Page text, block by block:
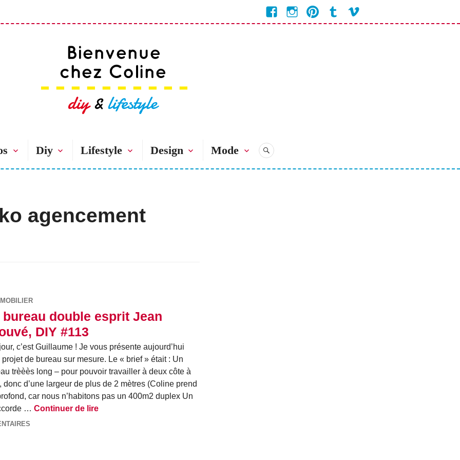
Facebook
Bienvenue
Chez
Instagram
Bienvenue
Chez
Pinterest
Bienvenue
Chez
Tumblr
Bienvenue
Chezchez
Bienvenue chez Coline
Diy Lifestyle Design Mode RECHERCHE
agencement
MOBILIER
bureau double esprit Jean
DIY #113
c’est Guillaume ! Je vous présente aujourd’hui
projet de bureau sur mesure. Le « brief » était : Un
trèèès long – pour pouvoir travailler à deux côte à
donc d’une largeur de plus de 2 mètres (Coline prend
car nous n’habitons pas un 400m2 duplex Un
… Continuer de lireLe bureau double esprit Jean Prouvé, DIY #113